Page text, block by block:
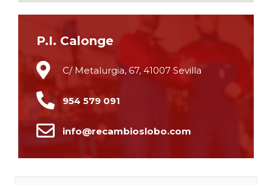
P.I. Calonge
C/ Metalurgia, 67, 41007 Sevilla
954 579 091
info@recambioslobo.com